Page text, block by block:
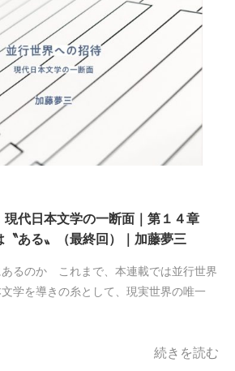
現代日本文学の一断面｜第１４章
〝ある〟（最終回）｜加藤夢三
あるのか これまで、本連載では並行世界
学を導きの糸として、現実世界の唯一
続きを読む